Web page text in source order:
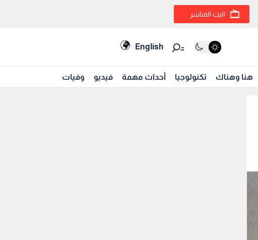
البث المباشر
English
هنا وهناك تكنولوجيا أحداث مهمة فيديو وفيات